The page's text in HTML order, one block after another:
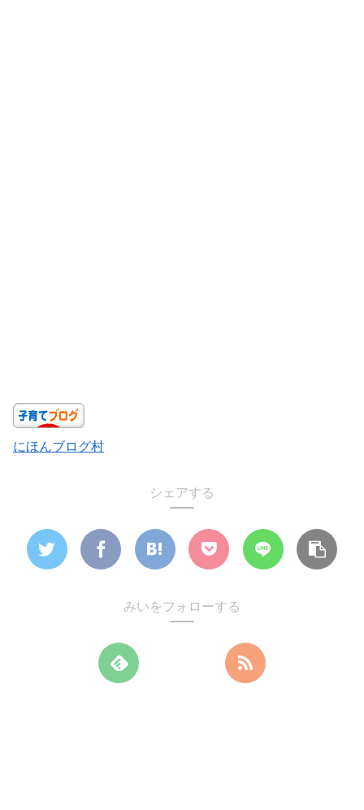
にほんブログ村
シェアする
みいをフォローする